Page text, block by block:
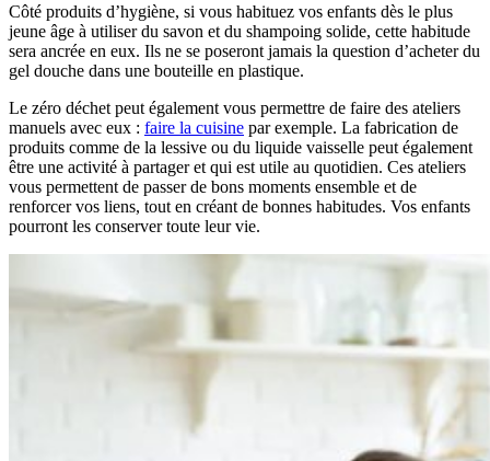
Côté produits d’hygiène, si vous habituez vos enfants dès le plus
jeune âge à utiliser du savon et du shampoing solide, cette habitude
sera ancrée en eux. Ils ne se poseront jamais la question d’acheter du
gel douche dans une bouteille en plastique.
Le zéro déchet peut également vous permettre de faire des ateliers
manuels avec eux : faire la cuisine par exemple. La fabrication de
produits comme de la lessive ou du liquide vaisselle peut également
être une activité à partager et qui est utile au quotidien. Ces ateliers
vous permettent de passer de bons moments ensemble et de
renforcer vos liens, tout en créant de bonnes habitudes. Vos enfants
pourront les conserver toute leur vie.